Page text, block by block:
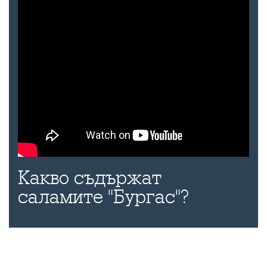
Какво съдържат
саламите "Бургас"?